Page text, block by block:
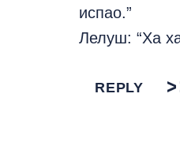
испао.”
Лелуш: “Ха
REPLY